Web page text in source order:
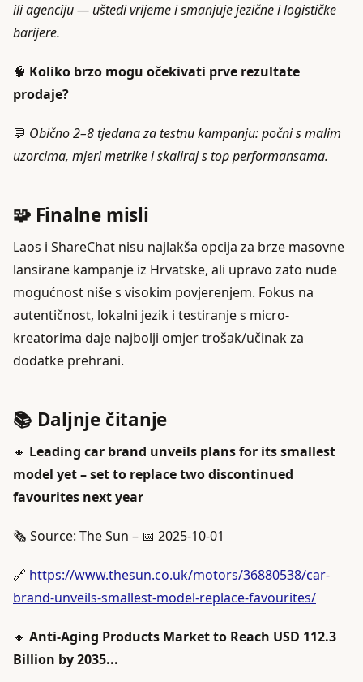
ili agenciju — uštedi vrijeme i smanjuje jezične i logističke
barijere.
🧠 Koliko brzo mogu očekivati prve rezultate
prodaje?
💬 Obično 2–8 tjedana za testnu kampanju: počni s malim
uzorcima, mjeri metrike i skaliraj s top performansama.
🧩 Finalne misli
Laos i ShareChat nisu najlakša opcija za brze masovne
lansirane kampanje iz Hrvatske, ali upravo zato nude
mogućnost niše s visokim povjerenjem. Fokus na
autentičnost, lokalni jezik i testiranje s micro-
kreatorima daje najbolji omjer trošak/učinak za
dodatke prehrani.
📚 Daljnje čitanje
🔸 Leading car brand unveils plans for its smallest
model yet – set to replace two discontinued
favourites next year
🗞️ Source: The Sun – 📅 2025-10-01
🔗 https://www.thesun.co.uk/motors/36880538/car-
brand-unveils-smallest-model-replace-favourites/
🔸 Anti-Aging Products Market to Reach USD 112.3
Billion by 2035...